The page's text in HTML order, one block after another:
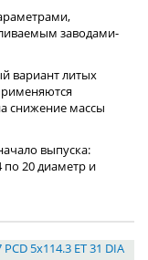
заводами-
вариант литых
снижение массы
выпуска:
по 20 диаметр и
PCD 5x114.3 ET 31 DIA